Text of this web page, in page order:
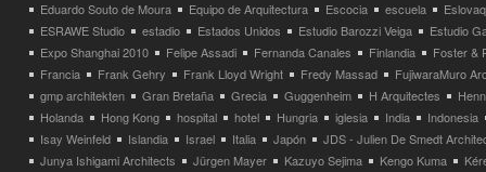
Eduardo Souto de Moura
Equipo de Arquitectura Escocia escuela
ESRAWE Studio
estadio Estados Unidos Estudio Barozzi Veiga
Estudio
Expo Shanghai 2010
Felipe Assadi Fernanda Canales Finlandia
Foster &
Francia
Frank Gehry Frank Lloyd Wright Fredy Massad
FujiwaraMuro
gmp architekten
Gran Bretaña Grecia Guggenheim H Arquitectes
Holanda
Hong Kong hospital hotel Hungria iglesia India
Indonesia
Isay Weinfeld
Islandia Israel Italia Japón
JDS - Julien De Smedt
Junya Ishigami Architects
Jürgen Mayer Kazuyo Sejima Kengo Kuma